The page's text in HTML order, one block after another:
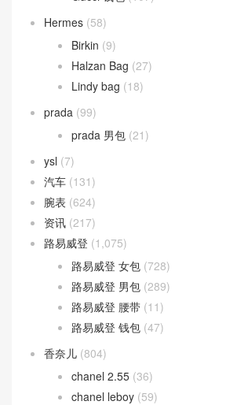
Hermes (58)
Birkin (9)
Halzan Bag (27)
Lindy bag (18)
prada (99)
prada 男包 (21)
ysl (7)
汽车 (131)
腕表 (624)
资讯 (217)
路易威登 (1,075)
路易威登 女包 (728)
路易威登 男包 (289)
路易威登 腰带 (11)
路易威登 钱包 (47)
香奈儿 (804)
chanel 2.55 (36)
chanel leboy (59)